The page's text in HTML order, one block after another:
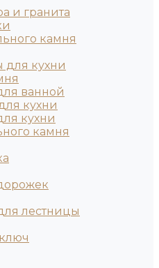
и гранита
камня
кухни
ванной
кухни
кухни
камня
лестницы